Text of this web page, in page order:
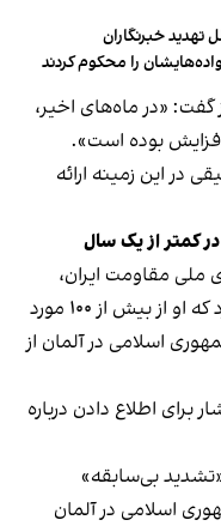
تهدید خبرنگاران
را محکوم کردند
آبان به رویترز گفت: «در ماه‌های اخیر،
بوده است».
در این زمینه ارائه
مقاومت ایران،
گروه مخالف جمهوری اسلامی اعلام کرد که او از بیش از ۱۰۰ مورد
اسلامی در آلمان از
برای اطلاع دادن درباره
بی‌سابقه»
اسلامی در آلمان